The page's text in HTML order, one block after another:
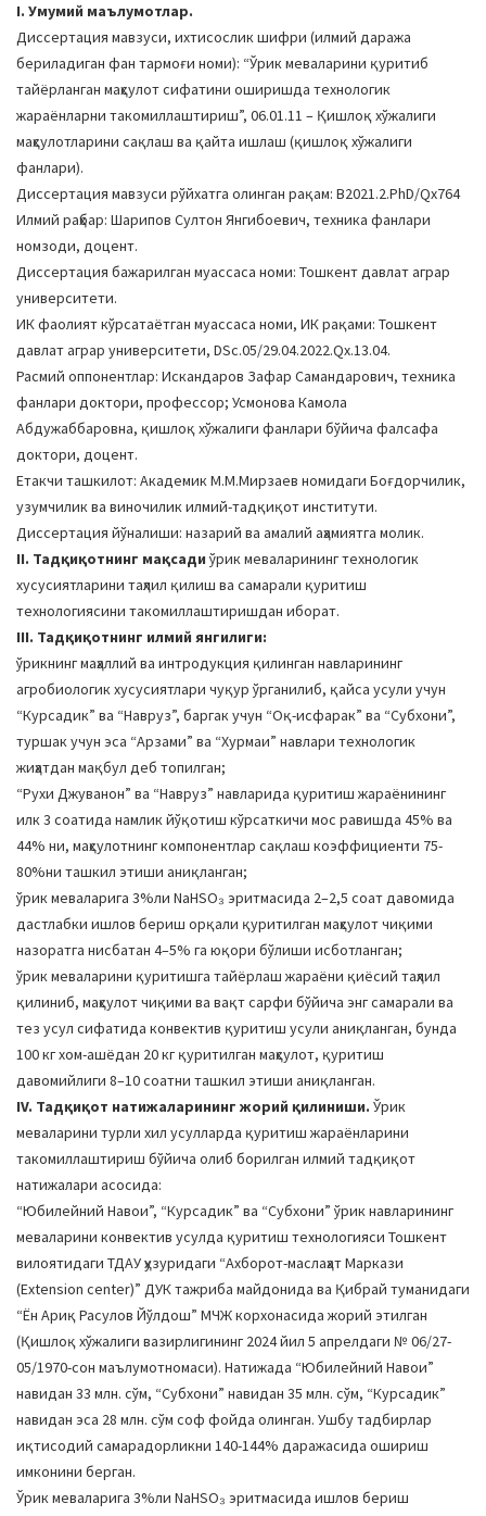
i
g
a
t
i
o
n
I. Умумий маълумотлар.
Диссертация мавзуси, ихтисослик шифри (илмий даража
бериладиган фан тармоғи номи): “Ўрик меваларини қуритиб
тайёрланган маҳсулот сифатини оширишда технологик
жараёнларни такомиллаштириш”, 06.01.11 – Қишлоқ хўжалиги
маҳсулотларини сақлаш ва қайта ишлаш (қишлоқ хўжалиги
фанлари).
Диссертация мавзуси рўйхатга олинган рақам: В2021.2.PhD/Qx764
Илмий раҳбар: Шарипов Султон Янгибоевич, техника фанлари
номзоди, доцент.
Диссертация бажарилган муассаса номи: Тошкент давлат аграр
университети.
ИК фаолият кўрсатаётган муассаса номи, ИК рақами: Тошкент
давлат аграр университети, DSc.05/29.04.2022.Qx.13.04.
Расмий оппонентлар: Искандаров Зафар Самандарович, техника
фанлари доктори, профессор; Усмонова Камола
Абдужаббаровна, қишлоқ хўжалиги фанлари бўйича фалсафа
доктори, доцент.
Етакчи ташкилот: Академик М.М.Мирзаев номидаги Боғдорчилик,
узумчилик ва виночилик илмий-тадқиқот институти.
Диссертация йўналиши: назарий ва амалий аҳамиятга молик.
II. Тадқиқотнинг мақсади ўрик меваларининг технологик
хусусиятларини таҳлил қилиш ва самарали қуритиш
технологиясини такомиллаштиришдан иборат.
III. Тадқиқотнинг илмий янгилиги:
ўрикнинг маҳаллий ва интродукция қилинган навларининг
агробиологик хусусиятлари чуқур ўрганилиб, қайса усули учун
“Курсадик” ва “Навруз”, баргак учун “Оқ-исфарак” ва “Субхони”,
туршак учун эса “Арзами” ва “Хурмаи” навлари технологик
жиҳатдан мақбул деб топилган;
“Рухи Джуванон” ва “Навруз” навларида қуритиш жараёнининг
илк 3 соатида намлик йўқотиш кўрсаткичи мос равишда 45% ва
44% ни, маҳсулотнинг компонентлар сақлаш коэффициенти 75-
80%ни ташкил этиши аниқланган;
ўрик меваларига 3%ли NaHSO₃ эритмасида 2–2,5 соат давомида
дастлабки ишлов бериш орқали қуритилган маҳсулот чиқими
назоратга нисбатан 4–5% га юқори бўлиши исботланган;
ўрик меваларини қуритишга тайёрлаш жараёни қиёсий таҳлил
қилиниб, маҳсулот чиқими ва вақт сарфи бўйича энг самарали ва
тез усул сифатида конвектив қуритиш усули аниқланган, бунда
100 кг хом-ашёдан 20 кг қуритилган маҳсулот, қуритиш
давомийлиги 8–10 соатни ташкил этиши аниқланган.
IV. Тадқиқот натижаларининг жорий қилиниши. Ўрик
меваларини турли хил усулларда қуритиш жараёнларини
такомиллаштириш бўйича олиб борилган илмий тадқиқот
натижалари асосида:
“Юбилейний Навои”, “Курсадик” ва “Субхони” ўрик навларининг
меваларини конвектив усулда қуритиш технологияси Тошкент
вилоятидаги ТДАУ ҳузуридаги “Ахборот-маслаҳат Маркази
(Extension center)” ДУК тажриба майдонида ва Қибрай туманидаги
“Ён Ариқ Расулов Йўлдош” МЧЖ корхонасида жорий этилган
(Қишлоқ хўжалиги вазирлигининг 2024 йил 5 апрелдаги № 06/27-
05/1970-сон маълумотномаси). Натижада “Юбилейний Навои”
навидан 33 млн. сўм, “Субхони” навидан 35 млн. сўм, “Курсадик”
навидан эса 28 млн. сўм соф фойда олинган. Ушбу тадбирлар
иқтисодий самарадорликни 140-144% даражасида ошириш
имконини берган.
Ўрик меваларига 3%ли NaHSO₃ эритмасида ишлов бериш